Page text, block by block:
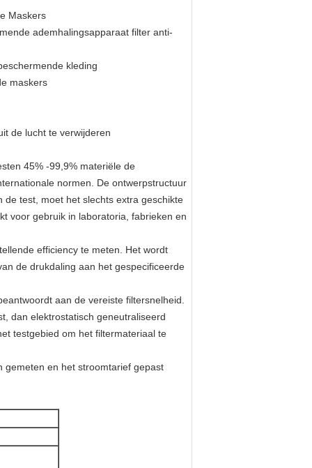
Maskers
ademhalingsapparaat filter anti-
kleding
maskers
de lucht te verwijderen
45% -99,9% materiële de
normen. De ontwerpstructuur
test, moet het slechts extra geschikte
voor gebruik in laboratoria, fabrieken en
efficiency te meten. Het wordt
de drukdaling aan het gespecificeerde
aan de vereiste filtersnelheid.
dan elektrostatisch geneutraliseerd
testgebied om het filtermateriaal te
gemeten en het stroomtarief gepast